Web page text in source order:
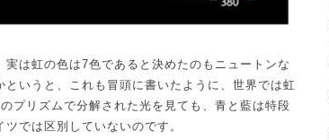
実は虹の色は7色であると決めたのもニュートンな
いうと、これも冒頭に書いたように、世界では虹
プリズムで分解された光を見ても、青と藍は特段
では区別していないのです。